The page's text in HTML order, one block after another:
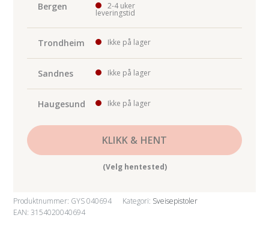
COOLED
Bergen 2-4 uker
leveringstid
Trondheim Ikke på lager
Sandnes Ikke på lager
Haugesund Ikke på lager
KLIKK & HENT
(Velg hentested)
Produktnummer: GYS 040694 Kategori: Sveisepistoler
EAN: 3154020040694